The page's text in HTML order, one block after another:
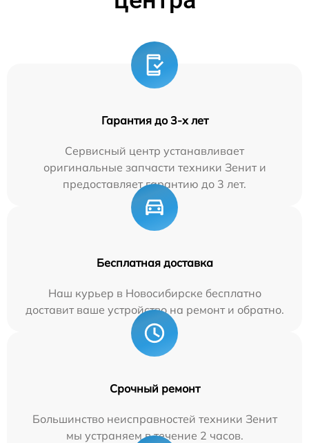
Гарантия до 3-х лет
Сервисный центр устанавливает
оригинальные запчасти техники Зенит и
предоставляет гарантию до 3 лет.
Бесплатная доставка
Наш курьер в Новосибирске бесплатно
доставит ваше устройство на ремонт и обратно.
Срочный ремонт
Большинство неисправностей техники Зенит
мы устраняем в течение 2 часов.